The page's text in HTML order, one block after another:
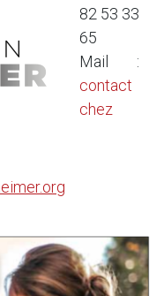
82 53 33
65
Mail :
contact
chez